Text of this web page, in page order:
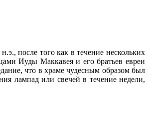
после того как в течение нескольких
Иуды Маккавея и его братьев евреи
что в храме чудесным образом был
лампад или свечей в течение недели,